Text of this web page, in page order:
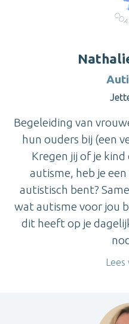
Begeleiding van
hun ouders bij (een
Kregen jij of je
autisme, heb je
autistisch bent?
wat autisme voor jou
dit heeft op je